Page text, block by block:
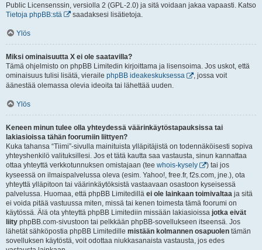
Public Licensenssin, versiolla 2 (GPL-2.0) ja sitä voidaan jakaa vapaasti. Katso
Tietoja phpBB:stä
saadaksesi lisätietoja.
Ylös
Miksi ominaisuutta X ei ole saatavilla?
Tämä ohjelmisto on phpBB Limitedin kirjoittama ja lisensoima. Jos uskot, että
ominaisuus tulisi lisätä, vieraile phpBB ideakeskuksessa
, jossa voit
äänestää olemassa olevia ideoita tai lähettää uuden.
Ylös
Keneen minun tulee olla yhteydessä väärinkäytöstapauksissa tai
lakiasioissa tähän foorumiin liittyen?
Kuka tahansa “Tiimi”-sivulla mainituista ylläpitäjistä on todennäköisesti sopiva
yhteyshenkilö valituksillesi. Jos et tätä kautta saa vastausta, sinun kannattaa
ottaa yhteyttä verkkotunnuksen omistajaan (tee whois-kysely
) tai jos
kyseessä on ilmaispalvelussa oleva (esim. Yahoo!, free.fr, f2s.com, jne.), ota
yhteyttä ylläpitoon tai väärinkäytöksistä vastaavaan osastoon kyseisessä
palvelussa. Huomaa, että phpBB Limitedillä ei ole lainkaan toimivaltaa ja sitä
ei voida pitää vastuussa miten, missä tai kenen toimesta tämä foorumi on
käytössä. Älä ota yhteyttä phpBB Limitediin missään lakiasioissa jotka eivät
liity phpBB.com-sivustoon tai pelkkään phpBB-sovellukseen itseensä. Jos
lähetät sähköpostia phpBB Limitedille mistään kolmannen osapuolen tämän
sovelluksen käytöstä, voit odottaa niukkasanaista vastausta, jos edes